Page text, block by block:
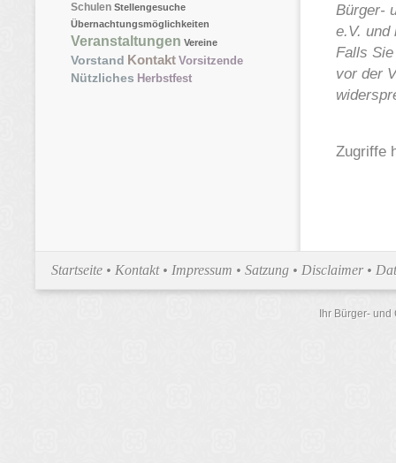
Schulen Stellengesuche
Übernachtungsmöglichkeiten
Veranstaltungen Vereine
Vorstand Kontakt Vorsitzende
Nützliches Herbstfest
Bürger-
e.V. und
Falls
vor der
Zugriffe
Startseite • Kontakt• Impressum •Satzung • Disclaimer•
Ihr Bürger-